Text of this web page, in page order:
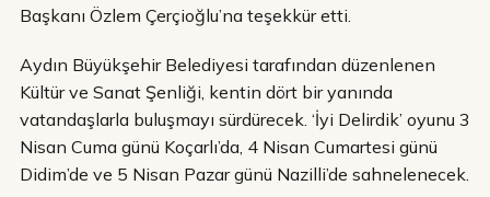
Başkanı Özlem Çerçioğlu’na teşekkür etti.
Aydın Büyükşehir Belediyesi tarafından düzenlenen
Kültür ve Sanat Şenliği, kentin dört bir yanında
vatandaşlarla buluşmayı sürdürecek. ‘İyi Delirdik’ oyunu 3
Nisan Cuma günü Koçarlı’da, 4 Nisan Cumartesi günü
Didim’de ve 5 Nisan Pazar günü Nazilli’de sahnelenecek.